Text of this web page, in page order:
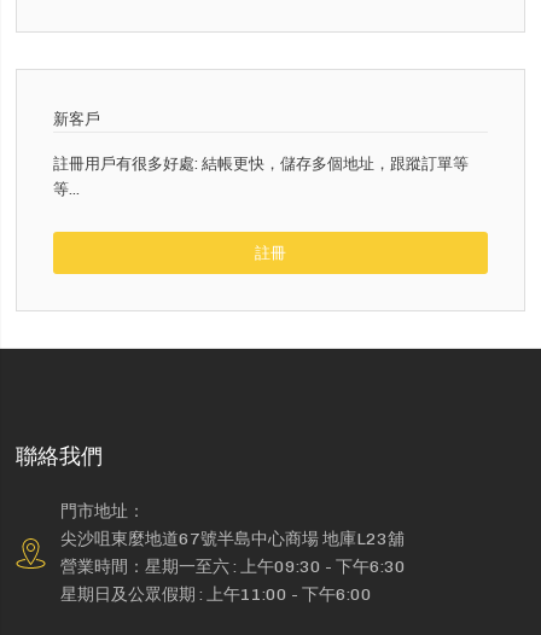
新客戶
註冊用戶有很多好處: 結帳更快，儲存多個地址，跟蹤訂單等
等...
註冊
聯絡我們
門市地址：
尖沙咀東麼地道67號半島中心商場 地庫L23舖
營業時間：星期一至六 : 上午09:30 - 下午6:30
星期日及公眾假期 : 上午11:00 - 下午6:00